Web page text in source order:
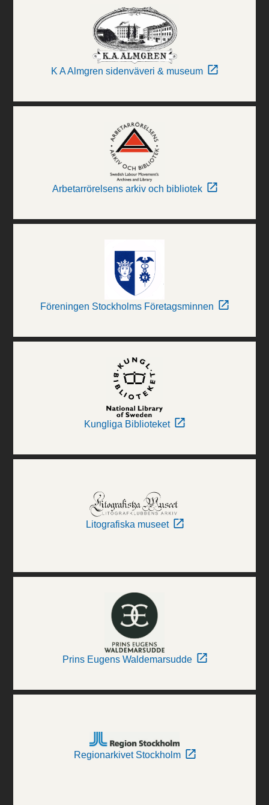
K A Almgren sidenväveri & museum
Arbetarrörelsens arkiv och bibliotek
Föreningen Stockholms Företagsminnen
Kungliga Biblioteket
Litografiska museet
Prins Eugens Waldemarsudde
Regionarkivet Stockholm